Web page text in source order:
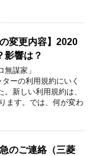
変更内容】2020
影響は？
謀家」
ターの利用規約にいく
新しい利用規約は、
ます。では、何が変わ
のご連絡（三菱